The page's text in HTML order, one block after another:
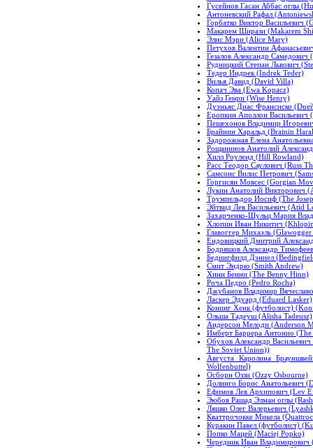
Гусейнов Гасан Аббас оглы
Антоневский Рафал
Горбатко Виктор Васильевич
Макарем Ширази (Makarem
Элис Мэри (Alice Mary)
Петухов Валентин
Гезалов Александр
Рудницкий Степан Львович
Тедер Индрек (Indrek Teder)
Вилья Давид (David Villa)
Копач Эва (Ewa Kopacz)
Уайз Генри (Wise Henry)
Дуэньяс Диас Франсиско
Еропкин Аполлон
Пешехонов Владимир
Брайнин Харальд (Brainin
Задорожная Елена
Рощанинов Анатолий
Хилл Роуленд (Hill Rowland)
Расс Теодор Саулович (Russ
Самсонс Вилис Петрович
Горгисян Мовсес (Gorgian
Лукин Анатолий Викторович
Трумпельдор Иосиф (The
Эйтвид Лев Васильевич (Atid
Захарченко-Шульц Мария
Хлопин Иван Никитич
Главоггер Михаэль
Ендовицкий Дмитрий
Бодряшов Александр
Бедингфилд Дэниел
Смит Эндрю (Smith Andrew)
Хинн Бенни (The Benny Hinn)
Роча Педро (Pedro Rocha)
Джубанов Владимир
Ласкер Эдуард (Eduard Lasker)
Конинг Хенк (футболист)
Ольша Тадеуш (Alisha Tadeusz)
Андерсон Мелоди (Anderson
Имберт Баррера Антонио
Обухов Александр
The Soviet Union))
Августа Каролина
Wolfenbuttel)
Осборн Оззи (Ozzy Osbourne)
Долинго Борис Анатольевич
Ефимов Лев Архипович (Lev
Эюбов Рашад Элман оглы
Ляшко Олег Валерьевич
Кваттрочокке Микела
Куракин Павел (футболист)
Попко Мацей (Maciej Popko)
Чередник Иван